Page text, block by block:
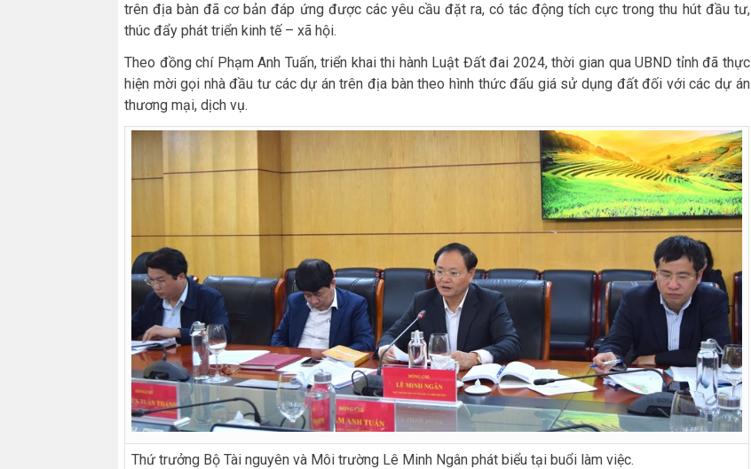
trên địa bàn đã cơ bản đáp ứng được các yêu cầu đặt ra, có tác động tích cực trong thu hút đầu tư,
thúc đẩy phát triển kinh tế – xã hội.
Theo đồng chí Phạm Anh Tuấn, triển khai thi hành Luật Đất đai 2024, thời gian qua UBND tỉnh đã thực
hiện mời gọi nhà đầu tư các dự án trên địa bàn theo hình thức đấu giá sử dụng đất đối với các dự án
thương mại, dịch vụ.
Thứ trưởng Bộ Tài nguyên và Môi trường Lê Minh Ngân phát biểu tại buổi làm việc.